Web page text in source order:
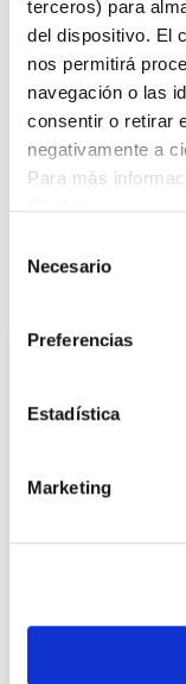
terceros) para
del dispositivo. El
nos permitirá
navegación o las
consentir o retirar
negativamente a
Para más
Necesario
Preferencias
Estadística
Marketing
Click&Collect -
en nuestras